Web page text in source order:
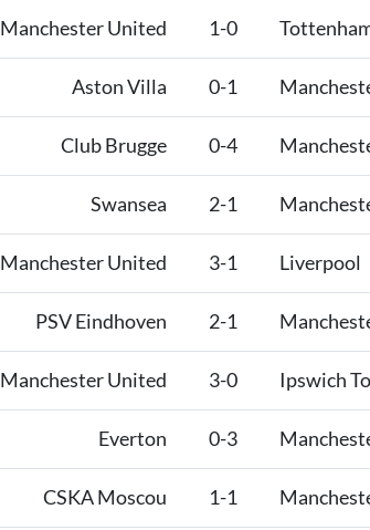
Manchester United 1-0
Aston Villa 0-1
Club Brugge 0-4
Swansea 2-1
Manchester United 3-1 Liverpool
PSV Eindhoven 2-1
Manchester United 3-0 Ipswich
Everton 0-3
CSKA Moscou 1-1